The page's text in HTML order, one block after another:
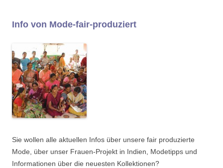
Info von Mode-fair-produziert
Sie wollen alle aktuellen Infos über unsere fair produzierte
Mode, über unser Frauen-Projekt in Indien, Modetipps und
Informationen über die neuesten Kollektionen?